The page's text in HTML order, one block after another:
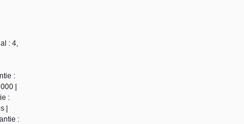
: 4,
:
|
:
|
: